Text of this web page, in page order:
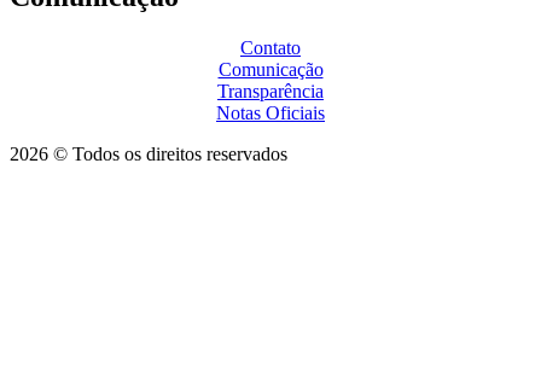
Contato
Comunicação
Transparência
Notas Oficiais
2026 © Todos os direitos reservados